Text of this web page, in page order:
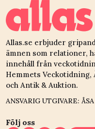
Allas.se erbjuder
ämnen som relationer,
innehåll från
Hemmets
och Antik & Auktion.
ANSVARIG UTGIVARE:
Följ oss